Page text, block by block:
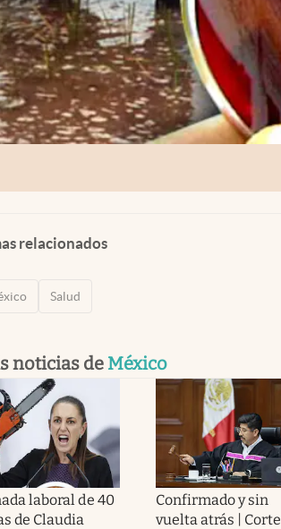
relacionados
Salud
noticias de México
laboral de 40
de Claudia
Confirmado y sin
vuelta atrás | Corte